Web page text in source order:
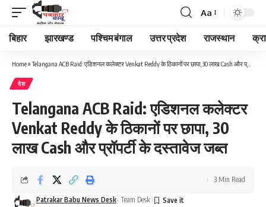
Font
Resizer
Aa
बिहार झारखण्ड पश्चिम बंगाल उत्तर प्रदेश राजस्थान
Home»Telangana ACB Raid: एडिशनल कलेक्टर Venkat Reddy के ठिकानों पर छापा, 30 लाख Cash और प्रॉपर्टी के दस्तावेज जब्त
देश
Telangana ACB Raid: एडिशनल कलेक्टर
Venkat Reddy के ठिकानों पर छापा, 30
लाख Cash और प्रॉपर्टी के दस्तावेज जब्त
Patrakar Babu News Desk- Team Desk
3 Min Read